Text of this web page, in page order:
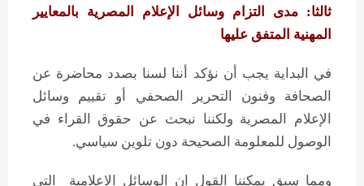
ثالثا: مدى التزام وسائل الإعلام المصرية بالمعايير
المهنية المتفق عليها
في البداية يجب أن نؤكد أننا لسنا بصدد محاضرة عن
الصحافة وفنون التحرير الصحفي أو تقييم وسائل
الإعلام المصرية ولكننا نبحث عن حقوق القراء في
الوصول للمعلومة الصحيحة دون تلوين سياسي.
ومما سبق يمكننا القول ان الوسائل الاعلامية التي